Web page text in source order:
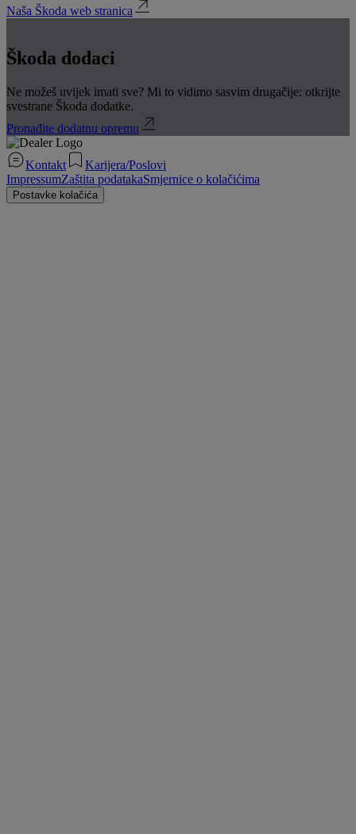
Naša Škoda web stranica
Škoda dodaci
Ne možeš uvijek imati sve? Mi to vidimo sasvim drugačije: otkrijte
svestrane Škoda dodatke.
Pronađite dodatnu opremu
Kontakt
Karijera/Poslovi
ImpressumZaštita podatakaSmjernice o kolačićima
Postavke kolačića